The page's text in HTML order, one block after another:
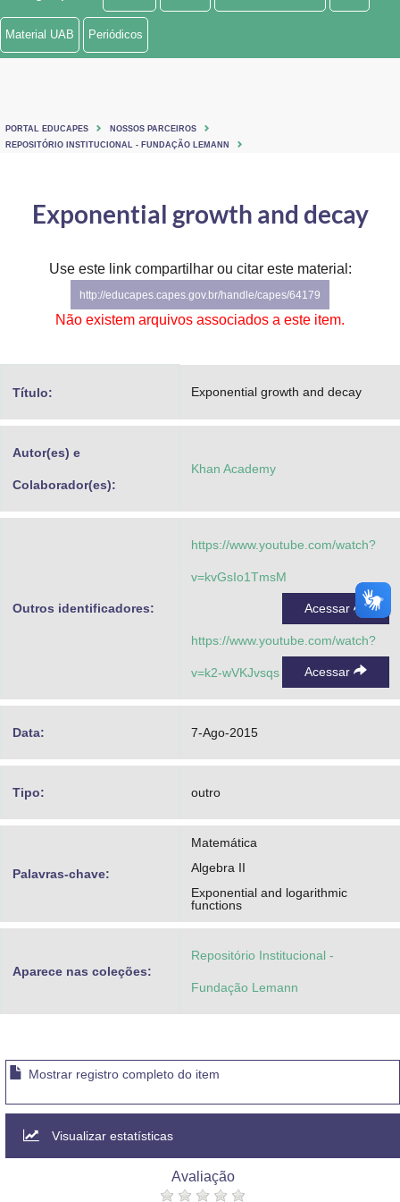
Ministério de Minas e Energia
Ministério do Turismo
Controladoria-Geral da União
Advocacia-Geral da União
Banco Central do Brasil
Material UAB Periódicos
PORTAL EDUCAPES
NOSSOS PARCEIROS
REPOSITÓRIO INSTITUCIONAL - FUNDAÇÃO LEMANN
Exponential growth and decay
Use este link compartilhar ou citar este material:
http://educapes.capes.gov.br/handle/capes/64179
Não existem arquivos associados a este item.
Título: Exponential growth and decay
Autor(es) e
Colaborador(es):
Khan Academy
Outros identificadores:
https://www.youtube.com/watch?
v=kvGsIo1TmsM
Acessar
https://www.youtube.com/watch?
v=k2-wVKJvsqs Acessar
Data: 7-Ago-2015
Tipo: outro
Palavras-chave:
Matemática
Algebra II
Exponential and logarithmic
functions
Aparece nas coleções:
Repositório Institucional -
Fundação Lemann
Mostrar registro completo do item
Visualizar estatísticas
Avaliação